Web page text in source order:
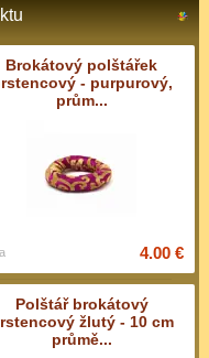
Brokátový polštářek
- purpurový,
prům...
4.00 €
Polštář brokátový
žlutý - 10 cm
průmě...